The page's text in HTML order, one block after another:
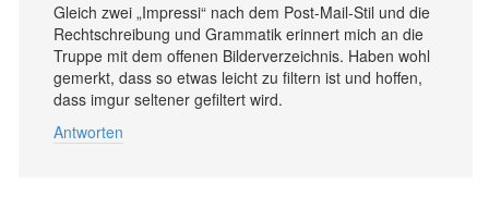
Gleich zwei „Impressi“ nach dem Post-Mail-Stil und die
Rechtschreibung und Grammatik erinnert mich an die
Truppe mit dem offenen Bilderverzeichnis. Haben wohl
gemerkt, dass so etwas leicht zu filtern ist und hoffen,
dass imgur seltener gefiltert wird.
Antworten